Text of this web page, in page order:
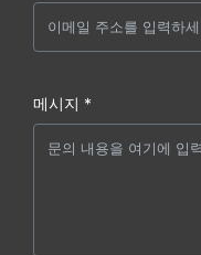
메시지 *